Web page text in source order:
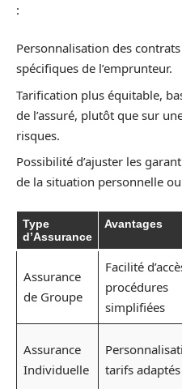
:
Personnalisation des
spécifiques de l’emprunteur.
Tarification plus équitable,
de l’assuré, plutôt que sur
risques.
Possibilité d’ajuster les
de la situation personnelle
Type
d’Assurance
Avantages
Assurance
de Groupe
Facilité
procédures
simplifiées
Assurance
Individuelle
tarifs adaptés